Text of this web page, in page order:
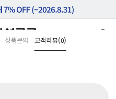
상품문의 고객리뷰(0)